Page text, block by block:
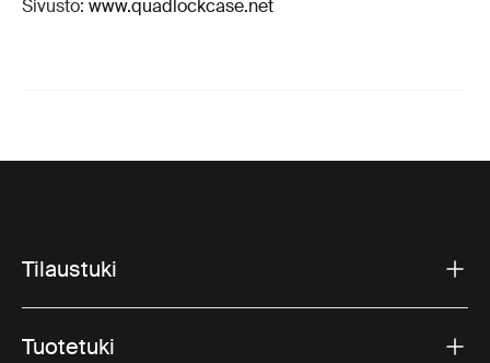
Sivusto: www.quadlockcase.net
Tilaustuki
Tuotetuki